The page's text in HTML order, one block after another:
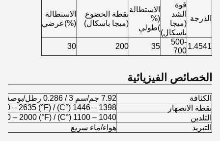
الدرجة
قوة
الشد
(ميجا
باسكال)
الاستطالة
(%
)طولي
نقطة الخضوع
(ميجا باسكال)
الاستطالة
(%)عرضي
1.4541
500-
700
35
200
30
الخصائص الفيزيائية
الكثافة
7.92 جم/سم 3 / 0.286 رطل/بوصة 3
نقطة الانصهار
1398 – 1446 (°C) / 2550 – 2635 (°F)
التلدين
1040 – 1100 (°C) / 1900 – 2000 (°F)
التبريد
هواء/ماء سريع